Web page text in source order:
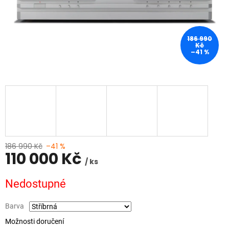
186 990
Kč
–41 %
186 990 Kč –41 %
110 000 Kč / ks
cena:
Nedostupné
Barva
Možnosti doručení